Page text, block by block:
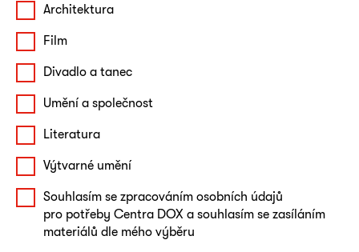
Architektura
Film
Divadlo a tanec
Umění a společnost
Literatura
Výtvarné umění
Souhlasím se zpracováním osobních údajů
pro potřeby Centra DOX a souhlasím se zasíláním
materiálů dle mého výběru